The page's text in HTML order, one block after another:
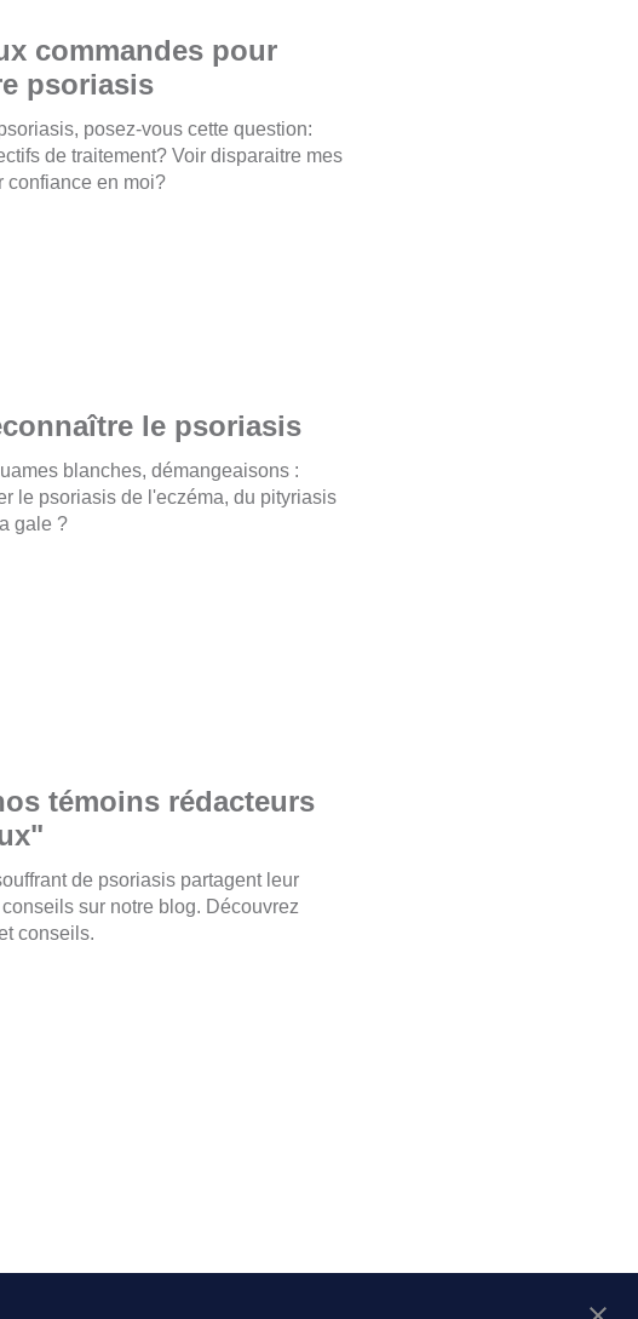
commandes pour
psoriasis
posez-vous cette question:
de traitement? Voir disparaitre mes
confiance en moi?
le psoriasis
blanches, démangeaisons :
le psoriasis de l'eczéma, du pityriasis
gale ?
témoins rédacteurs
de psoriasis partagent leur
sur notre blog. Découvrez
conseils.